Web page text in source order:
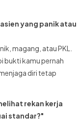
yang panik atau
magang, atau PKL.
bukti kamu pernah
diri tetap
rekan kerja
standar?"